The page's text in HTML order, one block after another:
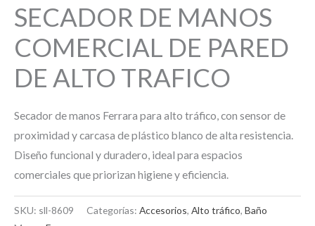
SECADOR DE MANOS
COMERCIAL DE PARED
DE ALTO TRAFICO
Secador de manos Ferrara para alto tráfico, con sensor de
proximidad y carcasa de plástico blanco de alta resistencia.
Diseño funcional y duradero, ideal para espacios
comerciales que priorizan higiene y eficiencia.
SKU: sll-8609 Categorías: Accesorios, Alto tráfico, Baño